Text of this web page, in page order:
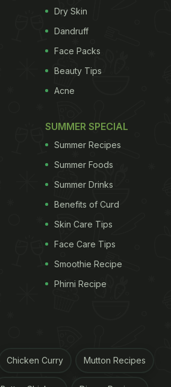
Dry Skin
Dandruff
Face Packs
Beauty Tips
Acne
SUMMER SPECIAL
Summer Recipes
Summer Foods
Summer Drinks
Benefits of Curd
Skin Care Tips
Face Care Tips
Smoothie Recipe
Phirni Recipe
Chicken Curry Mutton Recipes